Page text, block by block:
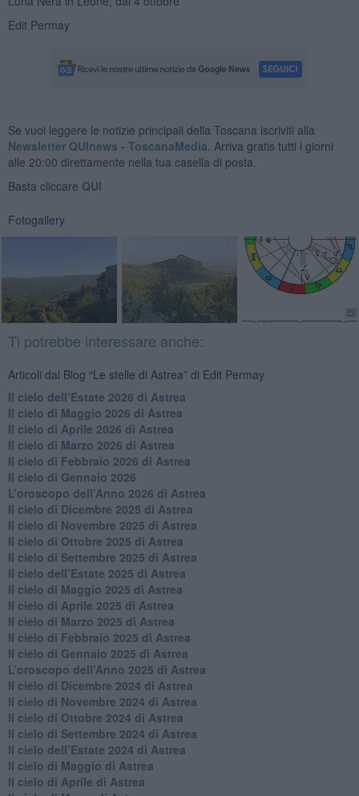
Edit Permay
Se vuoi leggere le notizie principali della Toscana iscriviti alla
Newsletter QUInews - ToscanaMedia. Arriva gratis tutti i giorni
alle 20:00 direttamente nella tua casella di posta.
Basta cliccare QUI
Fotogallery
Ti potrebbe interessare anche:
Articoli dal Blog “Le stelle di Astrea” di Edit Permay
​Il cielo dell’Estate 2026 di Astrea
​Il cielo di Maggio 2026 di Astrea
​Il cielo di Aprile 2026 di Astrea
​Il cielo di Marzo 2026 di Astrea
​Il cielo di Febbraio 2026 di Astrea
Il cielo di Gennaio 2026
​L’oroscopo dell’Anno 2026 di Astrea
​Il cielo di Dicembre 2025 di Astrea
​Il cielo di Novembre 2025 di Astrea
​Il cielo di Ottobre 2025 di Astrea
Il cielo di Settembre 2025 di Astrea
Il cielo dell’Estate 2025 di Astrea
​Il cielo di Maggio 2025 di Astrea
​Il cielo di Aprile 2025 di Astrea
Il cielo di Marzo 2025 di Astrea
​Il cielo di Febbraio 2025 di Astrea
Il cielo di Gennaio 2025 di Astrea
​L’oroscopo dell’Anno 2025 di Astrea
​Il cielo di Dicembre 2024 di Astrea
Il cielo di Novembre 2024 di Astrea
​Il cielo di Ottobre 2024 di Astrea
​Il cielo di Settembre 2024 di Astrea
Il cielo dell’Estate 2024 di Astrea
Il cielo di Maggio di Astrea
Il cielo di Aprile di Astrea